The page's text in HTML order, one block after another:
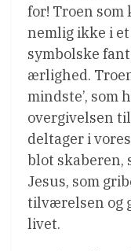
for! Troen
nemlig ikke i
symbolske
ærlighed.
mindste’, som
overgivelsen
deltager i
blot skaberen,
Jesus, som
tilværelsen og
livet.